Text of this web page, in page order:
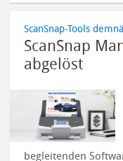
ScanSnap-Tools
ScanSnap
abgelöst
begleitenden